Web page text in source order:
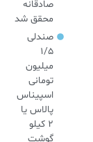
صادقانه
محقق شد
صندلی
۱/۵
میلیون
تومانی
اسپیناس
پالاس یا
۲ کیلو
گوشت